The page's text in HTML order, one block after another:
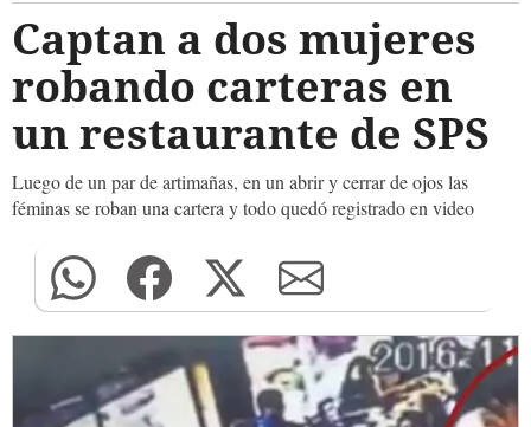
Captan a dos mujeres
robando carteras en
un restaurante de SPS
Luego de un par de artimañas, en un abrir y cerrar de ojos las
féminas se roban una cartera y todo quedó registrado en video